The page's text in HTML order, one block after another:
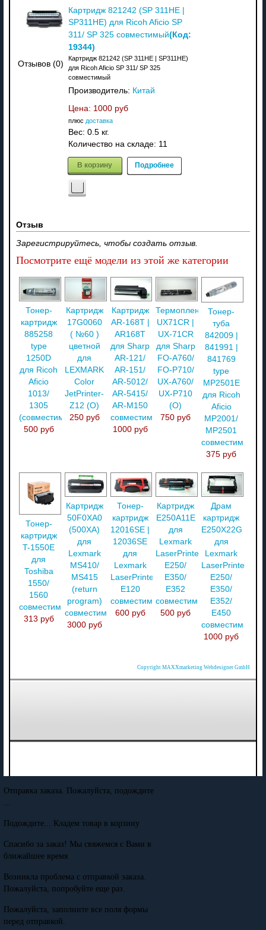
Отзывов (0)
Картридж 821242 (SP 311HE |
SP311HE) для Ricoh Aficio SP
311/ SP 325 совместимый(Код:
19344)
Картридж 821242 (SP 311HE | SP311HE)
для Ricoh Aficio SP 311/ SP 325
совместимый
Производитель: Китай
Цена: 1000 руб
плюс доставка
Вес: 0.5 кг.
Количество на складе: 11
В корзину Подробнее
Отзыв
Зарегистрируйтесь, чтобы создать отзыв.
Посмотрите ещё модели из этой же категории
Тонер-
картридж
885258
type
1250D
для Ricoh
Aficio
1013/
1305
(совместимый)
500 руб
Картридж
17G0060
( №60 )
цветной
для
LEXMARK
Color
JetPrinter-
Z12 (O)
250 руб
Картридж
AR-168T |
AR168T
для Sharp
AR-121/
AR-151/
AR-5012/
AR-5415/
AR-M150
совместимый
1000 руб
Термопленка
UX71CR |
UX-71CR
для Sharp
FO-A760/
FO-P710/
UX-A760/
UX-P710
(O)
750 руб
Тонер-
туба
842009 |
841991 |
841769
type
MP2501E
для Ricoh
Aficio
MP2001/
MP2501
совместимый
375 руб
Тонер-
картридж
T-1550E
для
Toshiba
1550/
1560
совместимый
313 руб
Картридж
50F0XA0
(500XA)
для
Lexmark
MS410/
MS415
(return
program)
совместимый
3000 руб
Тонер-
картридж
12016SE |
12036SE
для
Lexmark
LaserPrinter
E120
совместимый
600 руб
Картридж
E250A11E
для
Lexmark
LaserPrinter
E250/
E350/
E352
совместимый
500 руб
Драм
картридж
E250X22G
для
Lexmark
LaserPrinter
E250/
E350/
E352/
E450
совместимый
1000 руб
Copyright MAXXmarketing Webdesigner GmbH
Отправка заказа. Пожалуйста, подождите
...
Подождите... Кладем товар в корзину
Спасибо за заказ! Мы свяжемся с Вами в
ближайшее время
Возникла проблема с отправкой заказа.
Пожалуйста, попробуйте еще раз.
Пожалуйста, заполните все поля формы
перед отправкой.